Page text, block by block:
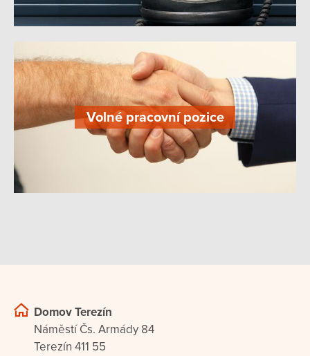
Volné pracovní pozice
Domov Terezín
Náměstí Čs. Armády 84
Terezín 411 55